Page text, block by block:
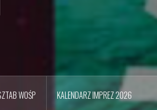
WOŚP KALENDARZ IMPREZ 2026